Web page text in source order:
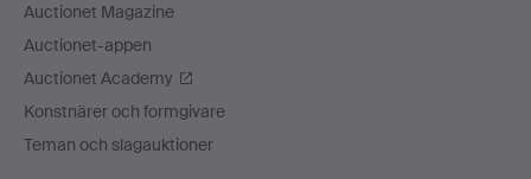
Auctionet Magazine
Auctionet-appen
Auctionet Academy
Konstnärer och formgivare
Teman och slagauktioner